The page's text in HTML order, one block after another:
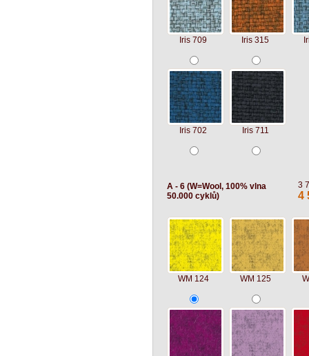
Iris 709 Iris 315
Iris 702 Iris 711
A - 6 (W=Wool, 100% vlna
50.000 cyklů)
3
4
WM 124 WM 125